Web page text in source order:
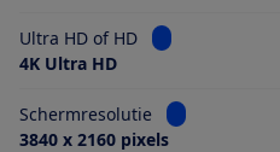
Ultra HD of HD
Bekijk
4K Ultra HD
Schermresolutie
Bekijk
3840 x 2160 pixels